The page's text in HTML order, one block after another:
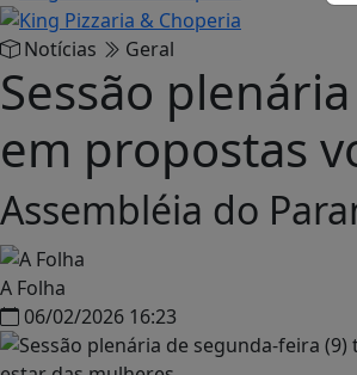
Notícias Geral
Sessão
em propostas
Assembléia do
A Folha
06/02/2026 16:23